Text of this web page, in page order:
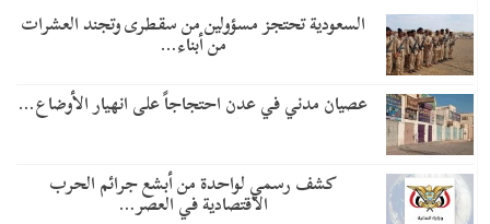
السعودية تحتجز مسؤولين من سقطرى وتجند العشرات
من أبناء…
عصيان مدني في عدن احتجاجاً على انهيار الأوضاع…
كشف رسمي لواحدة من أبشع جرائم الحرب
الاقتصادية في العصر…